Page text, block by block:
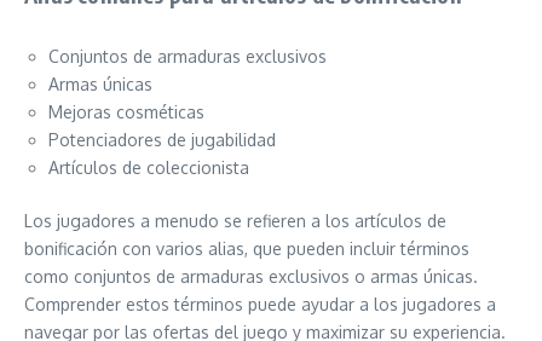
Conjuntos de armaduras exclusivos
Armas únicas
Mejoras cosméticas
Potenciadores de jugabilidad
Artículos de coleccionista
Los jugadores a menudo se refieren a los artículos de
bonificación con varios alias, que pueden incluir términos
como conjuntos de armaduras exclusivos o armas únicas.
Comprender estos términos puede ayudar a los jugadores a
navegar por las ofertas del juego y maximizar su experiencia.